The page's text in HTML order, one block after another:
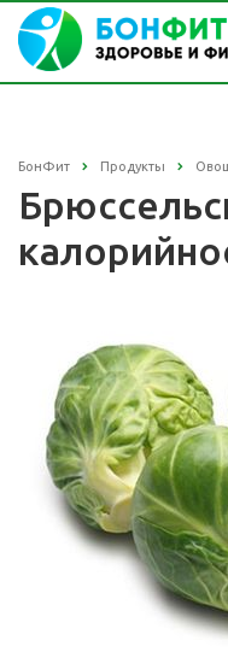
БонФит Продукты